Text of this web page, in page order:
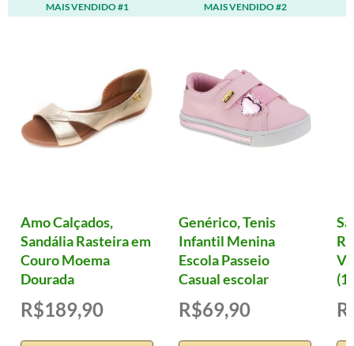
MAIS VENDIDO #1
Amo Calçados,
Sandália Rasteira em
Couro Moema
Dourada
R$189,90
MAIS VENDIDO #2
Genérico, Tenis
Infantil Menina
Escola Passeio
Casual escolar
R$69,90